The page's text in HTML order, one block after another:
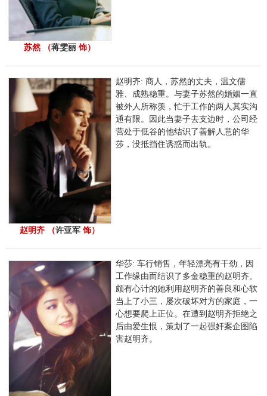
苏然 （蒋雯丽 饰）
赵明齐 （许亚军饰）
赵明齐: 商人，苏然的丈夫，温文儒
雅、成熟稳重。与妻子苏然的婚姻一直
被外人所称羡，忙于工作的两人其实沟
通有限。因此当妻子去支边时，公司经
营处于低谷的他结识了善解人意的华
莎，没抵挡住诱惑而出轨。
华莎: 车行销售，年轻漂亮有干劲，因
工作缘由而结识了多金稳重的赵明齐。
颇有心计的她利用赵明齐的善良和心软
当上了小三，屡次破坏对方的家庭，一
心想要爬上正位。在遭到赵明齐拒绝之
后由爱生恨，策划了一起强奸案企图陷
害赵明齐。